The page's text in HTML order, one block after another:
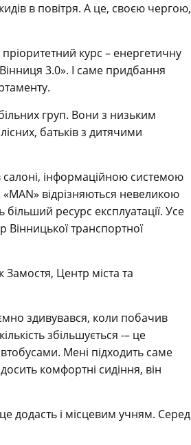
в повітря. А це, своєю чергою,
курс – енергетичну
3.0». І саме придбання
груп. Вони з низьким
батьків з дитячими
салоні, інформаційною системою
відрізняються невеликою
ресурс експлуатації. Усе
транспортної
Центр міста та
здивувався, коли побачив
збільшується -– це
Мені підходить саме
комфортні сидіння, він
додасть і місцевим учням. Серед